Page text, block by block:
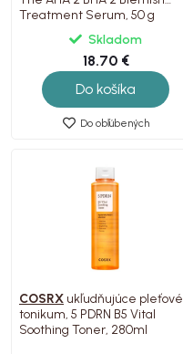
Treatment Serum, 50 g
Skladom
18.70 €
Do košíka
Do obľúbených
COSRX ukľudňujúce pleťové
tonikum, 5 PDRN B5 Vital
Soothing Toner, 280ml